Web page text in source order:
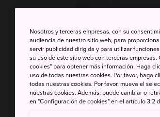
Nosotros y terceras empresas, con su
audiencia de nuestro sitio web, para
servir publicidad dirigida y para utilizar
su uso de este sitio web con terceras
cookies" para obtener más información. Haga
uso de todas nuestras cookies. Por favor, haga
todas nuestras cookies. Por favor, mueva el
nuestras cookies. Además, puede cambiar o
en "Configuración de cookies" en el artículo 3.2